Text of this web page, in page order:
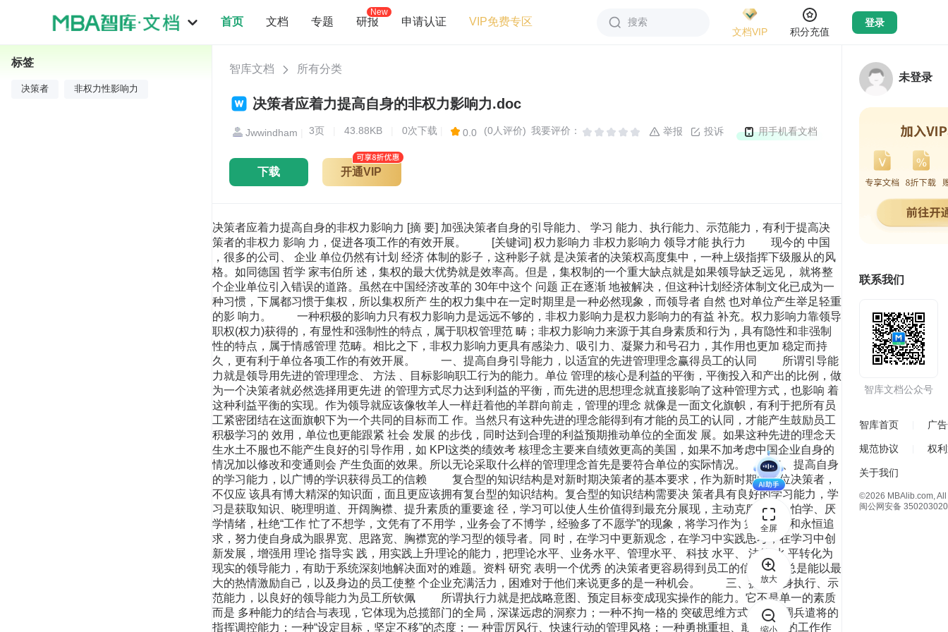
首页 文档 专题 研报
New
申请认证 VIP免费专区
搜索
文档VIP
积分充值
登录
智库文档 所有分类
决策者应着力提高自身的非权力影响力.doc
Jwwindham 3页 43.88KB 0次下载 0.0 (0人评价) 我要评价： 投诉
举报 用手机看文档
下载 开通VIP
决策者应着力提高自身的非权力影响力 [摘 要] 加强决策者自身的引导能力、 学习 能力、执行能力、示范能力，有利于提高决
策者的非权力 影响 力，促进各项工作的有效开展。 [关键词] 权力影响力 非权力影响力 领导才能 执行力 现今的 中国
，很多的公司、 企业 单位仍然有计划 经济 体制的影子，这种影子就 是决策者的决策权高度集中，一种上级指挥下级服从的风
格。如同德国 哲学 家韦伯所 述，集权的最大优势就是效率高。但是，集权制的一个重大缺点就是如果领导缺乏远见， 就将整
个企业单位引入错误的道路。虽然在中国经济改革的 30年中这个 问题 正在逐渐 地被解决，但这种计划经济体制文化已成为一
种习惯，下属都习惯于集权，所以集权所产 生的权力集中在一定时期里是一种必然现象，而领导者 自然 也对单位产生举足轻重
的影 响力。 一种积极的影响力只有权力影响力是远远不够的，非权力影响力是权力影响力的有益 补充。权力影响力靠领导
职权(权力)获得的，有显性和强制性的特点，属于职权管理范 畴；非权力影响力来源于其自身素质和行为，具有隐性和非强制
性的特点，属于情感管理 范畴。相比之下，非权力影响力更具有感染力、吸引力、凝聚力和号召力，其作用也更加 稳定而持
久，更有利于单位各项工作的有效开展。 一、提高自身引导能力，以适宜的先进管理理念赢得员工的认同 所谓引导能
力就是领导用先进的管理理念、 方法 、目标影响职工行为的能力。单位 管理的核心是利益的平衡，平衡投入和产出的比例，做
为一个决策者就必然选择用更先进 的管理方式尽力达到利益的平衡，而先进的思想理念就直接影响了这种管理方式，也影响 着
这种利益平衡的实现。作为领导就应该像牧羊人一样赶着他的羊群向前走，管理的理念 就像是一面文化旗帜，有利于把所有员
工紧密团结在这面旗帜下为一个共同的目标而工 作。当然只有这种先进的理念能得到有才能的员工的认同，才能产生鼓励员工
积极学习的 效用，单位也更能跟紧 社会 发展 的步伐，同时达到合理的利益预期推动单位的全面发 展。如果这种先进的理念天
生水土不服也不能产生良好的引导作用，如 KPI这类的绩效考 核理念主要来自绩效更高的美国，如果不加考虑中国企业自身的
情况加以修改和变通则会 产生负面的效果。所以无论采取什么样的管理理念首先是要符合单位的实际情况。 二、提高自身
的学习能力，以广博的学识获得员工的信赖 复合型的知识结构是对新时期决策者的基本要求，作为新时期的单位决策者，
不仅应 该具有博大精深的知识面，面且更应该拥有复台型的知识结构。复合型的知识结构需要决 策者具有良好的学习能力，学
习是获取知识、晓理明道、开阔胸襟、提升素质的重要途 径，学习可以使人生价值得到最充分展现，主动克服轻学、怕学、厌
学情绪，杜绝“工作 忙了不想学，文凭有了不用学，业务会了不博学，经验多了不愿学”的现象，将学习作为 第一需要和永恒追
求，努力使自身成为眼界宽、思路宽、胸襟宽的学习型的领导者。同 时，在学习中更新观念，在学习中实践思考，在学习中创
新发展，增强用 理论 指导实 践，用实践上升理论的能力，把理论水平、业务水平、管理水平、 科技 水平、 法律 水 平转化为
现实的领导能力，有助于系统深刻地解决面对的难题。资料 研究 表明一个优秀 的决策者更容易得到员工的信赖，他总是能以最
大的热情激励自己，以及身边的员工使整 个企业充满活力，困难对于他们来说更多的是一种机会。 三、提高自身执行、示
范能力，以良好的领导能力为员工所钦佩 所谓执行力就是把战略意图、预定目标变成现实操作的能力。它不是单一的素质
而是 多种能力的结合与表现，它体现为总揽部门的全局，深谋远虑的洞察力；一种不拘一格的 突破思维方式；一种调兵遣将的
指挥调控能力；一种“设定目标，坚定不移”的态度；一 种雷厉风行、快速行动的管理风格；一种勇挑重担、敢于创新的工作作
标签
决策者 非权力性影响力
未登录
联系我们
智库文档公众号
智库首页 广
规范协议 权
关于我们
©2026 MBAlib.com,
闽公网安备
全屏
放大
缩小